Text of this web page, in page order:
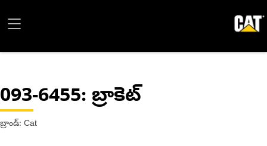
093-6455: బ్రాకెట్
బ్రాండ్: Cat